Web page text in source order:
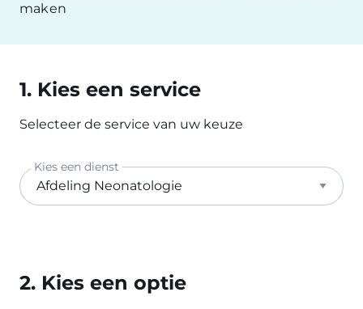
maken
1. Kies een service
Selecteer de service van uw keuze
Kies een dienst
2. Kies een optie